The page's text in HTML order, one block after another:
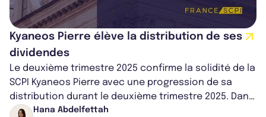
Kyaneos Pierre élève la distribution de ses
dividendes
Le deuxième trimestre 2025 confirme la solidité de la
SCPI Kyaneos Pierre avec une progression de sa
distribution durant le deuxième trimestre 2025. Dans
un marché immobilier tendu...
Hana Abdelfettah